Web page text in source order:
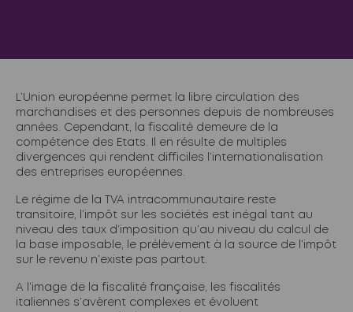
L’Union européenne permet la libre circulation des
marchandises et des personnes depuis de nombreuses
années. Cependant, la fiscalité demeure de la
compétence des Etats. Il en résulte de multiples
divergences qui rendent difficiles l’internationalisation
des entreprises européennes.
Le régime de la TVA intracommunautaire reste
transitoire, l’impôt sur les sociétés est inégal tant au
niveau des taux d’imposition qu’au niveau du calcul de
la base imposable, le prélèvement à la source de l’impôt
sur le revenu n’existe pas partout.
A l’image de la fiscalité française, les fiscalités
italiennes s’avèrent complexes et évoluent